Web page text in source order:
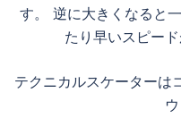
す。 逆に大きくなると
たり早いスピー
テクニカルスケーターは